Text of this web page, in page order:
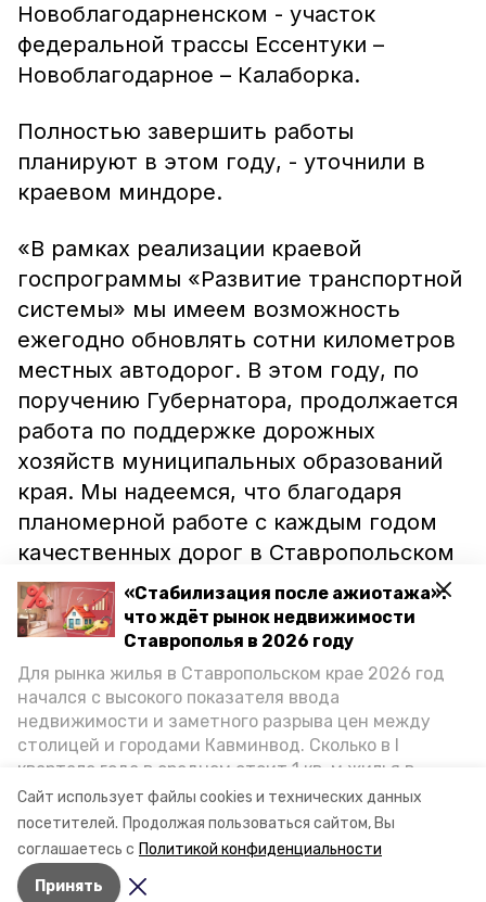
Сайт использует файлы cookies и технических данных
посетителей. Продолжая пользоваться сайтом, Вы
соглашаетесь с Политикой конфиденциальности
Принять
«Стабилизация после ажиотажа»:
что ждёт рынок недвижимости
Ставрополья в 2026 году
Для рынка жилья в Ставропольском крае 2026 год
начался с высокого показателя ввода
недвижимости и заметного разрыва цен между
столицей и городами Кавминвод. Сколько в I
квартале года в среднем стоит 1 кв. м жилья в
городах и округах региона, как изменился спрос на
первичку и вторичку, какова себестоимость
стройки собственного жилья в этом году и какие
прогнозы о стоимости квадратных метров дают
эксперты, выясняла корреспондент «Победы26».
Новоблагодарненском - участок
федеральной трассы Ессентуки –
Новоблагодарное – Калаборка.
Полностью завершить работы
планируют в этом году, - уточнили в
краевом миндоре.
«В рамках реализации краевой
госпрограммы «Развитие транспортной
системы» мы имеем возможность
ежегодно обновлять сотни километров
местных автодорог. В этом году, по
поручению Губернатора, продолжается
работа по поддержке дорожных
хозяйств муниципальных образований
края. Мы надеемся, что благодаря
планомерной работе с каждым годом
качественных дорог в Ставропольском
крае будет все больше, -
прокомментировал региональный
министр Евгений Штепа.
Тем временем в селе Шведино
планируют благоустроить аллею по
улице Ленина и отремонтировать
участок дороги Шведино – Малые
Ягуры.
Авторы: Людмила Сухотченко